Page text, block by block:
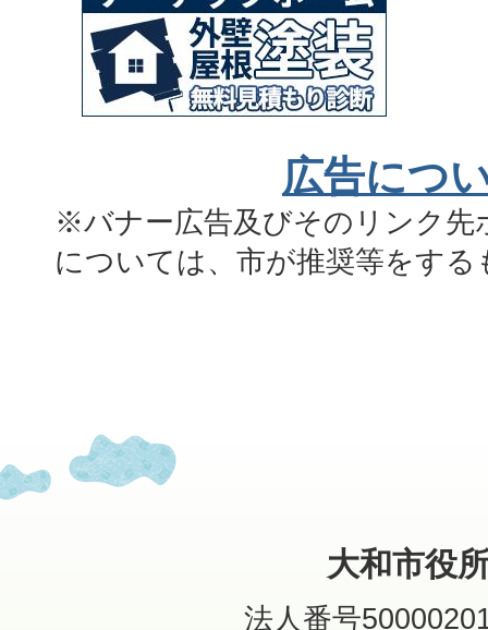
広告につ
※バナー広告及びそのリンク先
については、市が推奨等をす
大和市役
法人番号